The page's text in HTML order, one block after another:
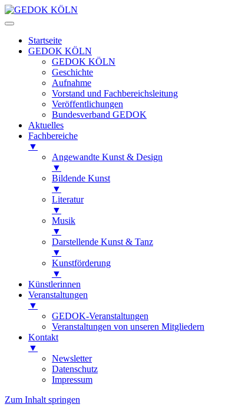
Startseite
GEDOK KÖLN
GEDOK KÖLN
Geschichte
Aufnahme
Vorstand und Fachbereichsleitung
Veröffentlichungen
Bundesverband GEDOK
Aktuelles
Fachbereiche
▼
Angewandte Kunst & Design
▼
Bildende Kunst
▼
Literatur
▼
Musik
▼
Darstellende Kunst & Tanz
▼
Kunstförderung
▼
Künstlerinnen
Veranstaltungen
▼
GEDOK-Veranstaltungen
Veranstaltungen von unseren Mitgliedern
Kontakt
▼
Newsletter
Datenschutz
Impressum
Zum Inhalt springen